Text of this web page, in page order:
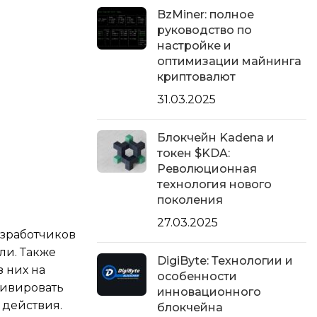
Также
них на
BzMiner: полное
руководство по
настройке и
оптимизации майнинга
криптовалют
31.03.2025
Блокчейн Kadena и
токен $KDA:
Революционная
технология нового
поколения
27.03.2025
DigiByte: Технологии и
особенности
инновационного
блокчейна